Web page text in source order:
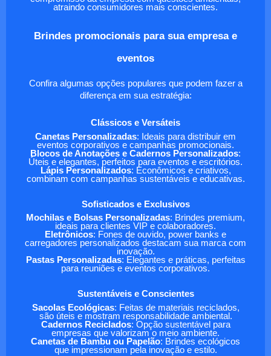
atraindo consumidores mais conscientes.
Brindes promocionais para sua empresa e
eventos
Confira algumas opções populares que podem fazer a
diferença em sua estratégia:
Clássicos e Versáteis
Canetas Personalizadas: Ideais para distribuir em
eventos corporativos e campanhas promocionais.
Blocos de Anotações e Cadernos Personalizados:
Úteis e elegantes, perfeitos para eventos e escritórios.
Lápis Personalizados: Econômicos e criativos,
combinam com campanhas sustentáveis e educativas.
Sofisticados e Exclusivos
Mochilas e Bolsas Personalizadas: Brindes premium,
ideais para clientes VIP e colaboradores.
Eletrônicos: Fones de ouvido, power banks e
carregadores personalizados destacam sua marca com
inovação.
Pastas Personalizadas: Elegantes e práticas, perfeitas
para reuniões e eventos corporativos.
Sustentáveis e Conscientes
Sacolas Ecológicas: Feitas de materiais reciclados,
são úteis e mostram responsabilidade ambiental.
Cadernos Reciclados: Opção sustentável para
empresas que valorizam o meio ambiente.
Canetas de Bambu ou Papelão: Brindes ecológicos
que impressionam pela inovação e estilo.